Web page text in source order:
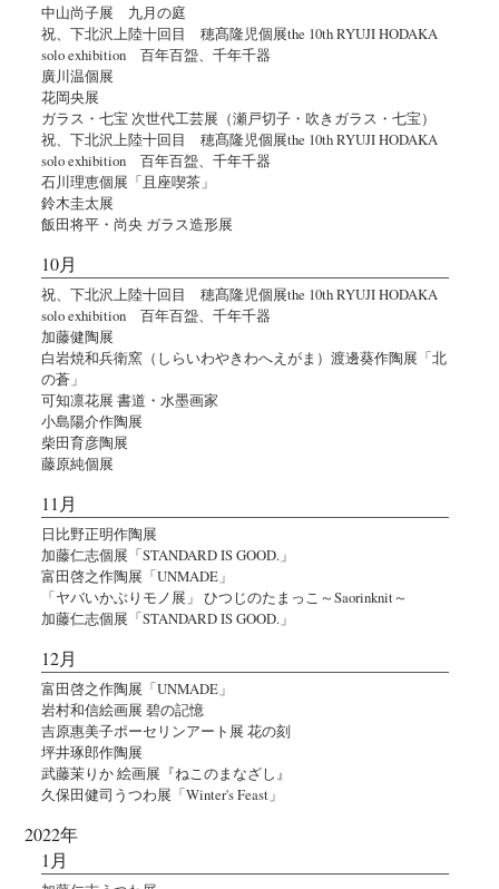
中山尚子展 九月の庭
祝、下北沢上陸十回目 穂髙隆児個展the 10th RYUJI HODAKA
solo exhibition 百年百盌、千年千器
廣川温個展
花岡央展
ガラス・七宝 次世代工芸展（瀬戸切子・吹きガラス・七宝）
祝、下北沢上陸十回目 穂髙隆児個展the 10th RYUJI HODAKA
solo exhibition 百年百盌、千年千器
石川理恵個展「且座喫茶」
鈴木圭太展
飯田将平・尚央 ガラス造形展
10月
祝、下北沢上陸十回目 穂髙隆児個展the 10th RYUJI HODAKA
solo exhibition 百年百盌、千年千器
加藤健陶展
白岩焼和兵衛窯（しらいわやきわへえがま）渡邊葵作陶展「北
の蒼」
可知凛花展 書道・水墨画家
小島陽介作陶展
柴田育彦陶展
藤原純個展
11月
日比野正明作陶展
加藤仁志個展「STANDARD IS GOOD.」
富田啓之作陶展「UNMADE」
「ヤバいかぶりモノ展」 ひつじのたまっこ～Saorinknit～
加藤仁志個展「STANDARD IS GOOD.」
12月
富田啓之作陶展「UNMADE」
岩村和信絵画展 碧の記憶
吉原惠美子ポーセリンアート展 花の刻
坪井琢郎作陶展
武藤茉りか 絵画展『ねこのまなざし』
久保田健司うつわ展「Winter's Feast」
2022年
1月